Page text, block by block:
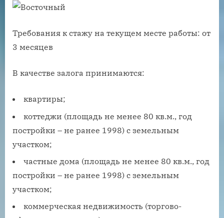
Требования к стажу на текущем месте работы: от
3 месяцев
В качестве залога принимаются:
квартиры;
коттеджи (площадь не менее 80 кв.м., год
постройки – не ранее 1998) с земельным
участком;
частные дома (площадь не менее 80 кв.м., год
постройки – не ранее 1998) с земельным
участком;
коммерческая недвижимость (торгово-